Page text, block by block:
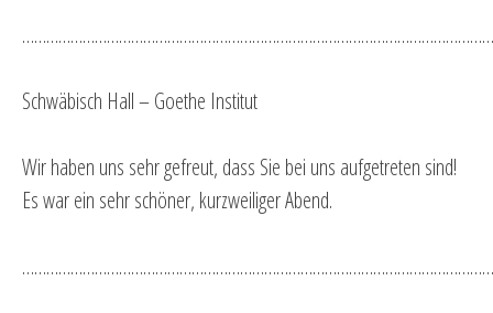
Schwäbisch Hall – Goethe Institut
Wir haben uns sehr gefreut, dass Sie bei uns aufgetreten sind!
Es war ein sehr schöner, kurzweiliger Abend.